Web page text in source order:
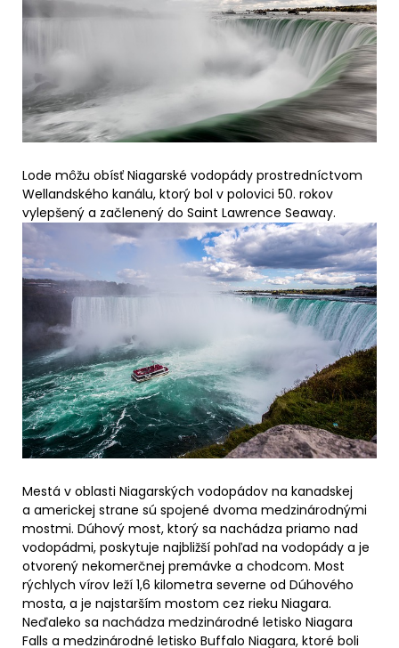
Lode môžu obísť Niagarské vodopády prostredníctvom
Wellandského kanálu, ktorý bol v polovici 50. rokov
vylepšený a začlenený do Saint Lawrence Seaway.
Mestá v oblasti Niagarských vodopádov na kanadskej
a americkej strane sú spojené dvoma medzinárodnými
mostmi. Dúhový most, ktorý sa nachádza priamo nad
vodopádmi, poskytuje najbližší pohľad na vodopády a je
otvorený nekomerčnej premávke a chodcom. Most
rýchlych vírov leží 1,6 kilometra severne od Dúhového
mosta, a je najstarším mostom cez rieku Niagara.
Neďaleko sa nachádza medzinárodné letisko Niagara
Falls a medzinárodné letisko Buffalo Niagara, ktoré boli